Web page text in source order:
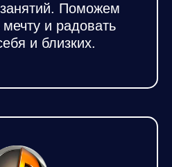
Поможем
и радовать
и близких.